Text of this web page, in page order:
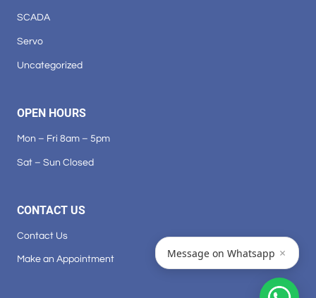
SCADA
Servo
Uncategorized
OPEN HOURS
Mon – Fri 8am – 5pm
Sat – Sun Closed
CONTACT US
Contact Us
Make an Appointment Message on Whatsapp ×